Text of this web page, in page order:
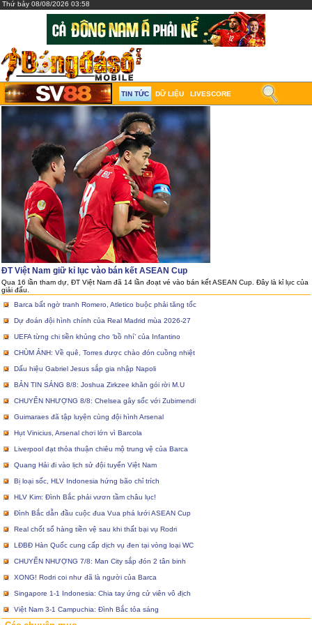
Thứ bảy 08/08/2026 03:58
TIN TỨC DỮ LIỆU LIVESCORE
ĐT Việt Nam giữ kỉ lục vào bán kết ASEAN Cup
Qua 16 lần tham dự, ĐT Việt Nam đã 14 lần đoạt vé vào bán kết ASEAN Cup. Đây là kỉ lục của
giải đấu.
Barca bất ngờ tranh Romero, Atletico buộc phải tăng tốc
Dự đoán đội hình chính của Real Madrid mùa 2026-27
UEFA từng chi tiền khủng cho ‘bồ nhí’ của Infantino
CHÙM ẢNH: Về quê, Torres được chào đón cuồng nhiệt
Dấu hiệu Gabriel Jesus sắp gia nhập Napoli
BẢN TIN SÁNG 8/8: Joshua Zirkzee khăn gói rời M.U
CHUYỂN NHƯỢNG 8/8: Chelsea gây sốc với Zubimendi
Guimaraes đã tập luyện cùng đội hình Arsenal
Hụt Vinicius, Arsenal chơi lớn vì Barcola
Liverpool đạt thỏa thuận chiêu mộ trung vệ của Barca
Quang Hải đi vào lịch sử đội tuyển Việt Nam
Bị loại sốc, HLV Indonesia hứng bão chỉ trích
HLV Kim: Đình Bắc phải vươn tầm châu lục!
Đình Bắc dẫn đầu cuộc đua Vua phá lưới ASEAN Cup
Real chốt sổ hàng tiền vệ sau khi thất bại vụ Rodri
LĐBĐ Hàn Quốc cung cấp dịch vụ đen tại vòng loại WC
CHUYỂN NHƯỢNG 7/8: Man City sắp đón 2 tân binh
XONG! Rodri coi như đã là người của Barca
Singapore 1-1 Indonesia: Chia tay ứng cử viên vô địch
Việt Nam 3-1 Campuchia: Đình Bắc tỏa sáng